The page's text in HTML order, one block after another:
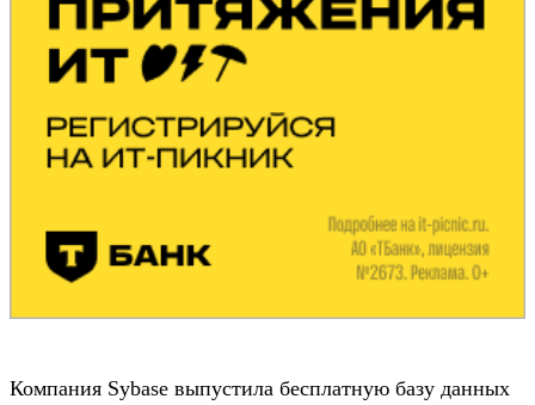
Компания Sybase выпустила бесплатную базу данных